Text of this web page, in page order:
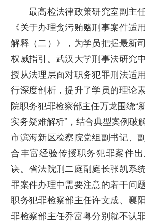
最高检法律政策研究室副主
《关于办理贪污贿赂刑事案件适
解释（二）》，为学员把握最新
权威指引。武汉大学刑事法研究
授从法理层面对职务犯罪刑法适
行深度剖析，提升了学员的理论
院职务犯罪检察部主任万龙围绕“
实务疑难解析”，结合典型案例破
市滨海新区检察院党组副书记、
合丰富经验传授职务犯罪案件
诀。省法院刑二庭副庭长张凯系
罪案件办理中需要注意的若干问
职务犯罪检察部主任许文成、襄
罪检察部主任乔富粤分别就不认